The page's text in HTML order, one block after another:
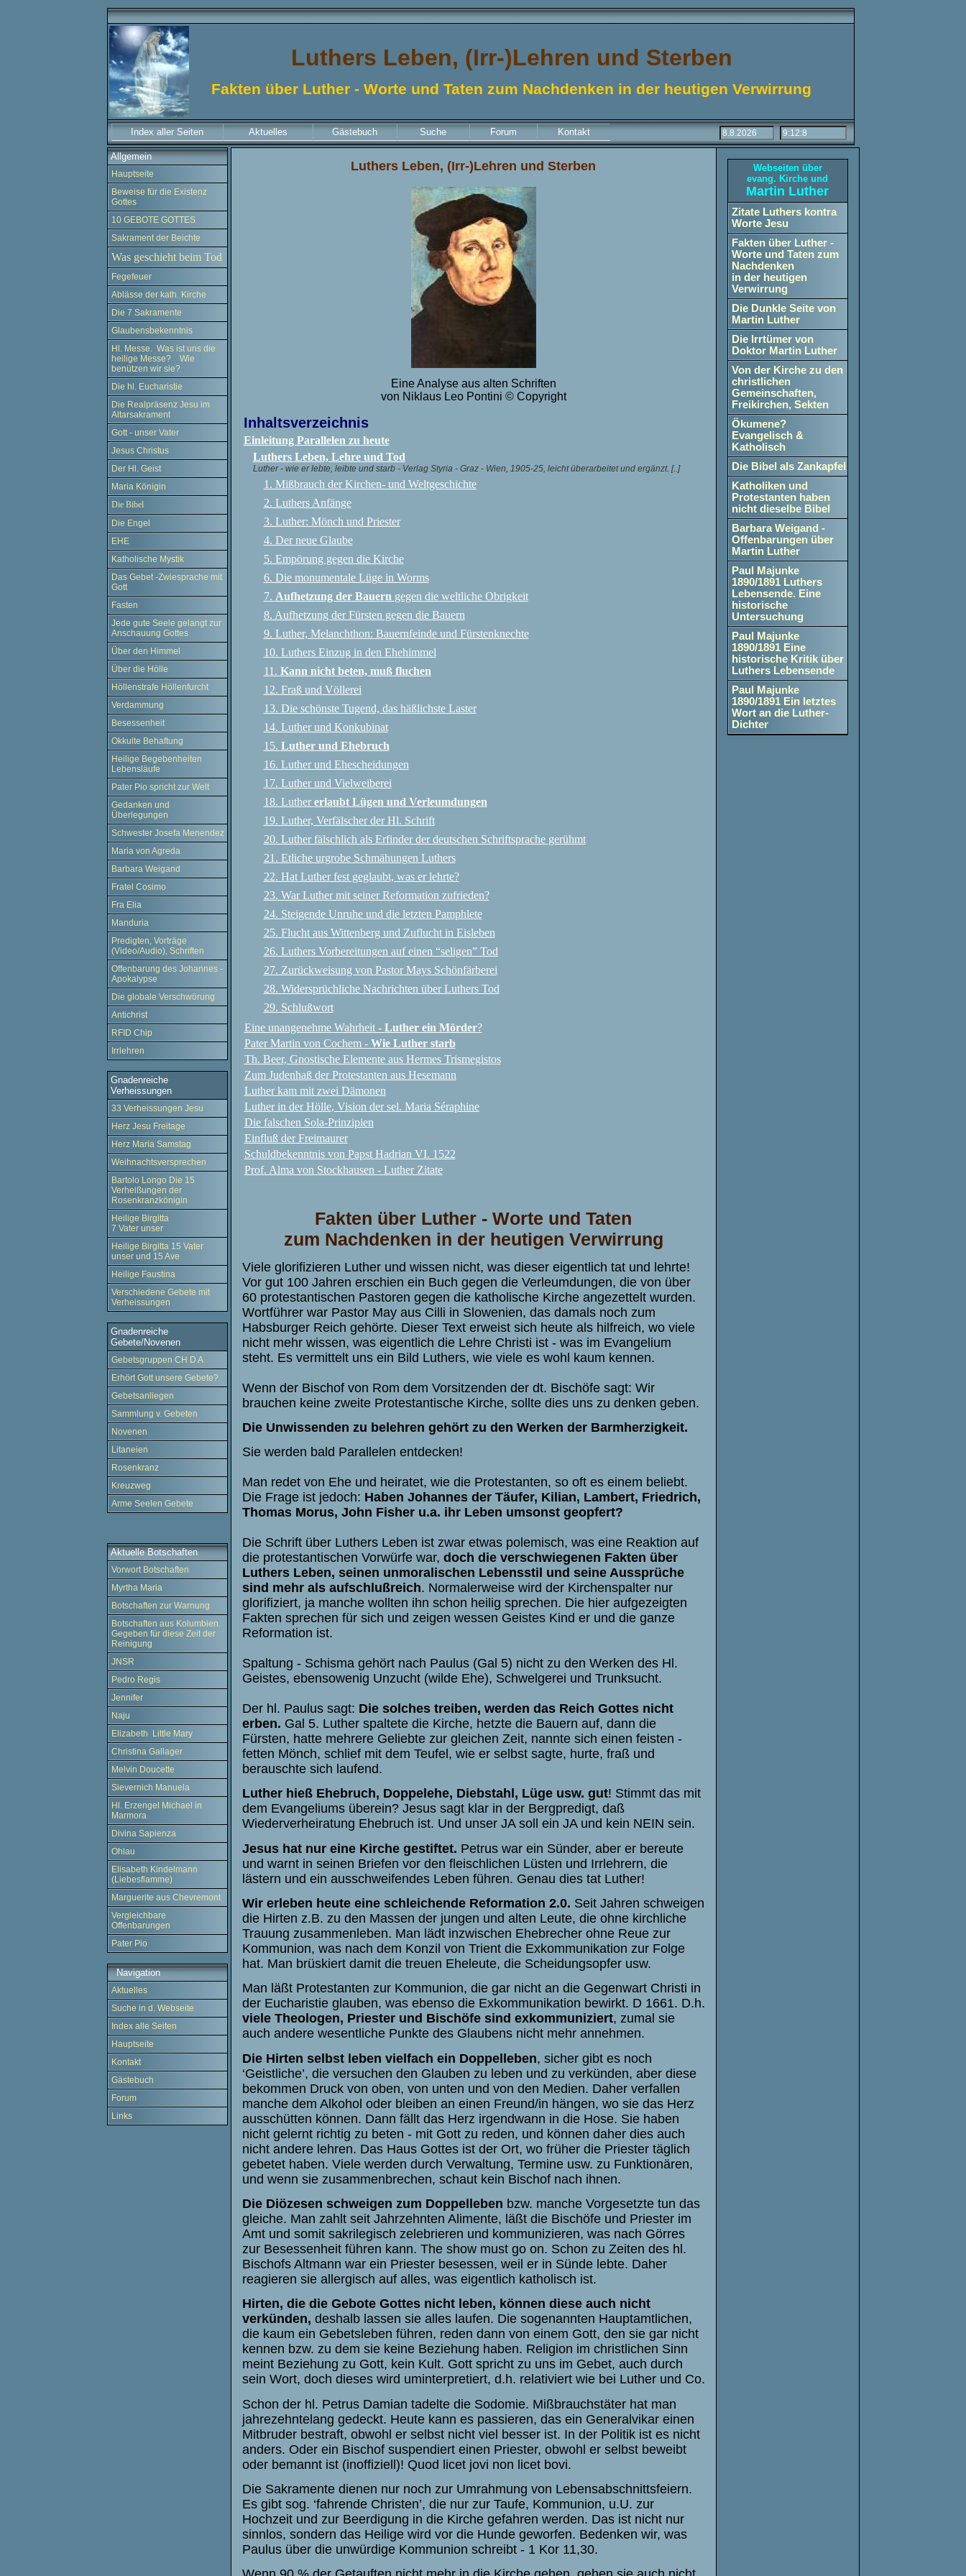
Luthers Leben, (Irr-)Lehren und Sterben
Fakten über Luther - Worte und Taten zum Nachdenken in der heutigen Verwirrung
Index aller Seiten Aktuelles Gästebuch Suche Forum Kontakt
Allgemein
Hauptseite
Beweise für die Existenz
Gottes
10 GEBOTE GOTTES
Sakrament der Beichte
Was geschieht beim Tod
Fegefeuer
Ablässe der kath. Kirche
Die 7 Sakramente
Glaubensbekenntnis
Hl. Messe. Was ist uns die
heilige Messe? Wie
benützen wir sie?
Die hl. Eucharistie
Die Realpräsenz Jesu im
Altarsakrament
Gott - unser Vater
Jesus Christus
Der Hl. Geist
Maria Königin
Die Bibel
Die Engel
EHE
Katholische Mystik
Das Gebet -Zwiesprache mit
Gott
Fasten
Jede gute Seele gelangt zur
Anschauung Gottes
Über den Himmel
Über die Hölle
Höllenstrafe Höllenfurcht
Verdammung
Besessenheit
Okkulte Behaftung
Heilige Begebenheiten
Lebensläufe
Pater Pio spricht zur Welt
Gedanken und
Überlegungen
Schwester Josefa Menendez
Maria von Agreda
Barbara Weigand
Fratel Cosimo
Fra Elia
Manduria
Predigten, Vorträge
(Video/Audio), Schriften
Offenbarung des Johannes -
Apokalypse
Die globale Verschwörung
Antichrist
RFID Chip
Irrlehren
Gnadenreiche
Verheissungen
33 Verheissungen Jesu
Herz Jesu Freitage
Herz Maria Samstag
Weihnachtsversprechen
Bartolo Longo Die 15
Verheißungen der
Rosenkranzkönigin
Heilige Birgitta
7 Vater unser
Heilige Birgitta 15 Vater
unser und 15 Ave
Heilige Faustina
Verschiedene Gebete mit
Verheissungen
Gnadenreiche
Gebete/Novenen
Gebetsgruppen CH D A
Erhört Gott unsere Gebete?
Gebetsanliegen
Sammlung v. Gebeten
Novenen
Litaneien
Rosenkranz
Kreuzweg
Arme Seelen Gebete
Aktuelle Botschaften
Vorwort Botschaften
Myrtha Maria
Botschaften zur Warnung
Botschaften aus Kolumbien.
Gegeben für diese Zeit der
Reinigung
JNSR
Pedro Regis
Jennifer
Naju
Elizabeth Little Mary
Christina Gallager
Melvin Doucette
Sievernich Manuela
Hl. Erzengel Michael in
Marmora
Divina Sapienza
Ohlau
Elisabeth Kindelmann
(Liebesflamme)
Marguerite aus Chevremont
Vergleichbare
Offenbarungen
Pater Pio
Navigation
Aktuelles
Suche in d. Webseite
Index alle Seiten
Hauptseite
Kontakt
Gästebuch
Forum
Links
Luthers Leben, (Irr-)Lehren und Sterben
Eine Analyse aus alten Schriften
von Niklaus Leo Pontini © Copyright
Inhaltsverzeichnis
Einleitung Parallelen zu heute
Luthers Leben, Lehre und Tod
Luther - wie er lebte, leibte und starb - Verlag Styria - Graz - Wien, 1905-25, leicht überarbeitet und ergänzt. [..]
1. Mißbrauch der Kirchen- und Weltgeschichte
2. Luthers Anfänge
3. Luther: Mönch und Priester
4. Der neue Glaube
5. Empörung gegen die Kirche
6. Die monumentale Lüge in Worms
7. Aufhetzung der Bauern gegen die weltliche Obrigkeit
8. Aufhetzung der Fürsten gegen die Bauern
9. Luther, Melanchthon: Bauernfeinde und Fürstenknechte
10. Luthers Einzug in den Ehehimmel
11. Kann nicht beten, muß fluchen
12. Fraß und Völlerei
13. Die schönste Tugend, das häßlichste Laster
14. Luther und Konkubinat
15. Luther und Ehebruch
16. Luther und Ehescheidungen
17. Luther und Vielweiberei
18. Luther erlaubt Lügen und Verleumdungen
19. Luther, Verfälscher der Hl. Schrift
20. Luther fälschlich als Erfinder der deutschen Schriftsprache gerühmt
21. Etliche urgrobe Schmähungen Luthers
22. Hat Luther fest geglaubt, was er lehrte?
23. War Luther mit seiner Reformation zufrieden?
24. Steigende Unruhe und die letzten Pamphlete
25. Flucht aus Wittenberg und Zuflucht in Eisleben
26. Luthers Vorbereitungen auf einen “seligen” Tod
27. Zurückweisung von Pastor Mays Schönfärberei
28. Widersprüchliche Nachrichten über Luthers Tod
29. Schlußwort
Eine unangenehme Wahrheit - Luther ein Mörder?
Pater Martin von Cochem - Wie Luther starb
Th. Beer, Gnostische Elemente aus Hermes Trismegistos
Zum Judenhaß der Protestanten aus Hesemann
Luther kam mit zwei Dämonen
Luther in der Hölle, Vision der sel. Maria Séraphine
Die falschen Sola-Prinzipien
Einfluß der Freimaurer
Schuldbekenntnis von Papst Hadrian VI. 1522
Prof. Alma von Stockhausen - Luther Zitate
Fakten über Luther - Worte und Taten
zum Nachdenken in der heutigen Verwirrung
Viele glorifizieren Luther und wissen nicht, was dieser eigentlich tat und lehrte!
Vor gut 100 Jahren erschien ein Buch gegen die Verleumdungen, die von über
60 protestantischen Pastoren gegen die katholische Kirche angezettelt wurden.
Wortführer war Pastor May aus Cilli in Slowenien, das damals noch zum
Habsburger Reich gehörte. Dieser Text erweist sich heute als hilfreich, wo viele
nicht mehr wissen, was eigentlich die Lehre Christi ist - was im Evangelium
steht. Es vermittelt uns ein Bild Luthers, wie viele es wohl kaum kennen.
Wenn der Bischof von Rom dem Vorsitzenden der dt. Bischöfe sagt: Wir
brauchen keine zweite Protestantische Kirche, sollte dies uns zu denken geben.
Die Unwissenden zu belehren gehört zu den Werken der Barmherzigkeit.
Sie werden bald Parallelen entdecken!
Man redet von Ehe und heiratet, wie die Protestanten, so oft es einem beliebt.
Die Frage ist jedoch: Haben Johannes der Täufer, Kilian, Lambert, Friedrich,
Thomas Morus, John Fisher u.a. ihr Leben umsonst geopfert?
Die Schrift über Luthers Leben ist zwar etwas polemisch, was eine Reaktion auf
die protestantischen Vorwürfe war, doch die verschwiegenen Fakten über
Luthers Leben, seinen unmoralischen Lebensstil und seine Aussprüche
sind mehr als aufschlußreich. Normalerweise wird der Kirchenspalter nur
glorifiziert, ja manche wollten ihn schon heilig sprechen. Die hier aufgezeigten
Fakten sprechen für sich und zeigen wessen Geistes Kind er und die ganze
Reformation ist.
Spaltung - Schisma gehört nach Paulus (Gal 5) nicht zu den Werken des Hl.
Geistes, ebensowenig Unzucht (wilde Ehe), Schwelgerei und Trunksucht.
Der hl. Paulus sagt: Die solches treiben, werden das Reich Gottes nicht
erben. Gal 5. Luther spaltete die Kirche, hetzte die Bauern auf, dann die
Fürsten, hatte mehrere Geliebte zur gleichen Zeit, nannte sich einen feisten -
fetten Mönch, schlief mit dem Teufel, wie er selbst sagte, hurte, fraß und
berauschte sich laufend.
Luther hieß Ehebruch, Doppelehe, Diebstahl, Lüge usw. gut! Stimmt das mit
dem Evangeliums überein? Jesus sagt klar in der Bergpredigt, daß
Wiederverheiratung Ehebruch ist. Und unser JA soll ein JA und kein NEIN sein.
Jesus hat nur eine Kirche gestiftet. Petrus war ein Sünder, aber er bereute
und warnt in seinen Briefen vor den fleischlichen Lüsten und Irrlehrern, die
lästern und ein ausschweifendes Leben führen. Genau dies tat Luther!
Wir erleben heute eine schleichende Reformation 2.0. Seit Jahren schweigen
die Hirten z.B. zu den Massen der jungen und alten Leute, die ohne kirchliche
Trauung zusammenleben. Man lädt inzwischen Ehebrecher ohne Reue zur
Kommunion, was nach dem Konzil von Trient die Exkommunikation zur Folge
hat. Man brüskiert damit die treuen Eheleute, die Scheidungsopfer usw.
Man läßt Protestanten zur Kommunion, die gar nicht an die Gegenwart Christi in
der Eucharistie glauben, was ebenso die Exkommunikation bewirkt. D 1661. D.h.
viele Theologen, Priester und Bischöfe sind exkommuniziert, zumal sie
auch andere wesentliche Punkte des Glaubens nicht mehr annehmen.
Die Hirten selbst leben vielfach ein Doppelleben, sicher gibt es noch
‘Geistliche’, die versuchen den Glauben zu leben und zu verkünden, aber diese
bekommen Druck von oben, von unten und von den Medien. Daher verfallen
manche dem Alkohol oder bleiben an einen Freund/in hängen, wo sie das Herz
ausschütten können. Dann fällt das Herz irgendwann in die Hose. Sie haben
nicht gelernt richtig zu beten - mit Gott zu reden, und können daher dies auch
nicht andere lehren. Das Haus Gottes ist der Ort, wo früher die Priester täglich
gebetet haben. Viele werden durch Verwaltung, Termine usw. zu Funktionären,
und wenn sie zusammenbrechen, schaut kein Bischof nach ihnen.
Die Diözesen schweigen zum Doppelleben bzw. manche Vorgesetzte tun das
gleiche. Man zahlt seit Jahrzehnten Alimente, läßt die Bischöfe und Priester im
Amt und somit sakrilegisch zelebrieren und kommunizieren, was nach Görres
zur Besessenheit führen kann. The show must go on. Schon zu Zeiten des hl.
Bischofs Altmann war ein Priester besessen, weil er in Sünde lebte. Daher
reagieren sie allergisch auf alles, was eigentlich katholisch ist.
Hirten, die die Gebote Gottes nicht leben, können diese auch nicht
verkünden, deshalb lassen sie alles laufen. Die sogenannten Hauptamtlichen,
die kaum ein Gebetsleben führen, reden dann von einem Gott, den sie gar nicht
kennen bzw. zu dem sie keine Beziehung haben. Religion im christlichen Sinn
meint Beziehung zu Gott, kein Kult. Gott spricht zu uns im Gebet, auch durch
sein Wort, doch dieses wird uminterpretiert, d.h. relativiert wie bei Luther und Co.
Schon der hl. Petrus Damian tadelte die Sodomie. Mißbrauchstäter hat man
jahrezehntelang gedeckt. Heute kann es passieren, das ein Generalvikar einen
Mitbruder bestraft, obwohl er selbst nicht viel besser ist. In der Politik ist es nicht
anders. Oder ein Bischof suspendiert einen Priester, obwohl er selbst beweibt
oder bemannt ist (inoffiziell)! Quod licet jovi non licet bovi.
Die Sakramente dienen nur noch zur Umrahmung von Lebensabschnittsfeiern.
Es gibt sog. ‘fahrende Christen’, die nur zur Taufe, Kommunion, u.U. zur
Hochzeit und zur Beerdigung in die Kirche gefahren werden. Das ist nicht nur
sinnlos, sondern das Heilige wird vor die Hunde geworfen. Bedenken wir, was
Paulus über die unwürdige Kommunion schreibt - 1 Kor 11,30.
Webseiten über
evang. Kirche und
Martin Luther
Zitate Luthers kontra
Worte Jesu
Fakten über Luther -
Worte und Taten zum
Nachdenken
in der heutigen
Verwirrung
Die Dunkle Seite von
Martin Luther
Die Irrtümer von
Doktor Martin Luther
Von der Kirche zu den
christlichen
Gemeinschaften,
Freikirchen, Sekten
Ökumene?
Evangelisch &
Katholisch
Die Bibel als Zankapfel
Katholiken und
Protestanten haben
nicht dieselbe Bibel
Barbara Weigand -
Offenbarungen über
Martin Luther
Paul Majunke
1890/1891 Luthers
Lebensende. Eine
historische
Untersuchung
Paul Majunke
1890/1891 Eine
historische Kritik über
Luthers Lebensende
Paul Majunke
1890/1891 Ein letztes
Wort an die Luther-
Dichter